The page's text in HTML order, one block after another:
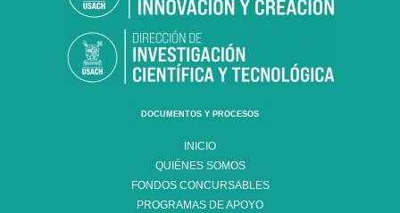
DOCUMENTOS Y PROCESOS
INICIO
QUIÉNES SOMOS
FONDOS CONCURSABLES
PROGRAMAS DE APOYO